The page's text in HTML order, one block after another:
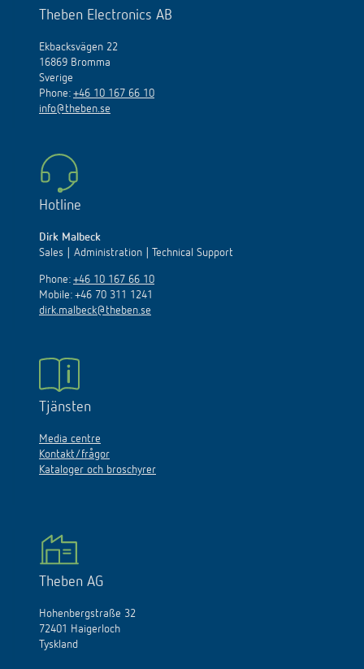
Theben Electronics AB
Ekbacksvägen 22
16869 Bromma
Sverige
Phone: +46 10 167 66 10
info@theben.se
Hotline
Dirk Malbeck
Sales | Administration | Technical Support
Phone: +46 10 167 66 10
Mobile: +46 70 311 1241
dirk.malbeck@theben.se
Tjänsten
Media centre
Kontakt/frågor
Kataloger och broschyrer
Theben AG
Hohenbergstraße 32
72401 Haigerloch
Tyskland